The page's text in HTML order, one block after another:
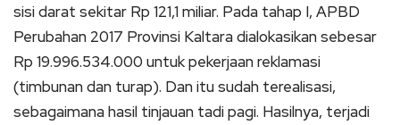
sisi darat sekitar Rp 121,1 miliar. Pada tahap I, APBD
Perubahan 2017 Provinsi Kaltara dialokasikan sebesar
Rp 19.996.534.000 untuk pekerjaan reklamasi
(timbunan dan turap). Dan itu sudah terealisasi,
sebagaimana hasil tinjauan tadi pagi. Hasilnya, terjadi